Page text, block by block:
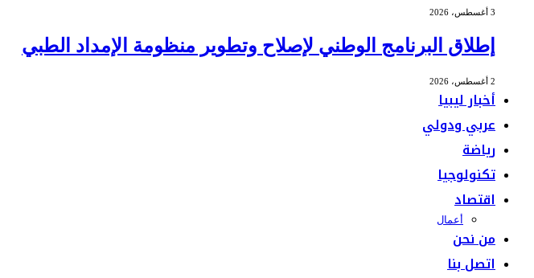
3 أغسطس، 2026
إطلاق البرنامج الوطني لإصلاح وتطوير منظومة الإمداد الطبي
2 أغسطس، 2026
أخبار ليبيا
عربي ودولي
رياضة
تكنولوجيا
اقتصاد
أعمال
من نحن
اتصل بنا